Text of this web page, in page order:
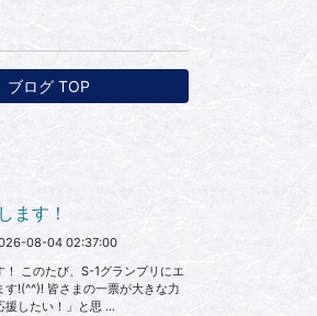
ブログ TOP
ます！
08-04 02:37:00
！ このたび、S-1グランプリにエ
す!(^^)! 皆さまの一票が大きな力
援したい！」と思 ...